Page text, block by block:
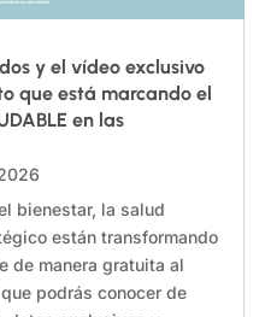
y el vídeo exclusivo
que está marcando el
en las
bienestar, la salud
están transformando
de manera gratuita al
podrás conocer de